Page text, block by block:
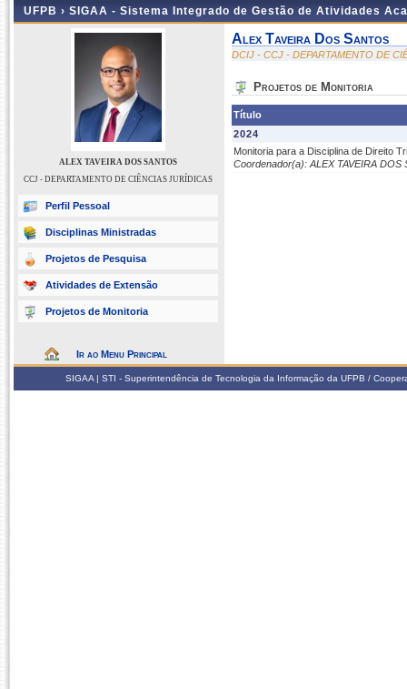
UFPB › SIGAA - Sistema Integrado de Gestão de Atividades
ALEX TAVEIRA DOS SANTOS
CCJ - DEPARTAMENTO DE CIÊNCIAS JURÍDICAS
Perfil Pessoal
Disciplinas Ministradas
Projetos de Pesquisa
Atividades de Extensão
Projetos de Monitoria
Ir ao Menu Principal
Alex Taveira Dos Santos
DCIJ - CCJ - DEPARTAMENTO DE
Projetos de Monitoria
Título
2024
Monitoria para a Disciplina de Direito
Coordenador(a): ALEX TAVEIRA DOS
SIGAA | STI - Superintendência de Tecnologia da Informação da UFPB /